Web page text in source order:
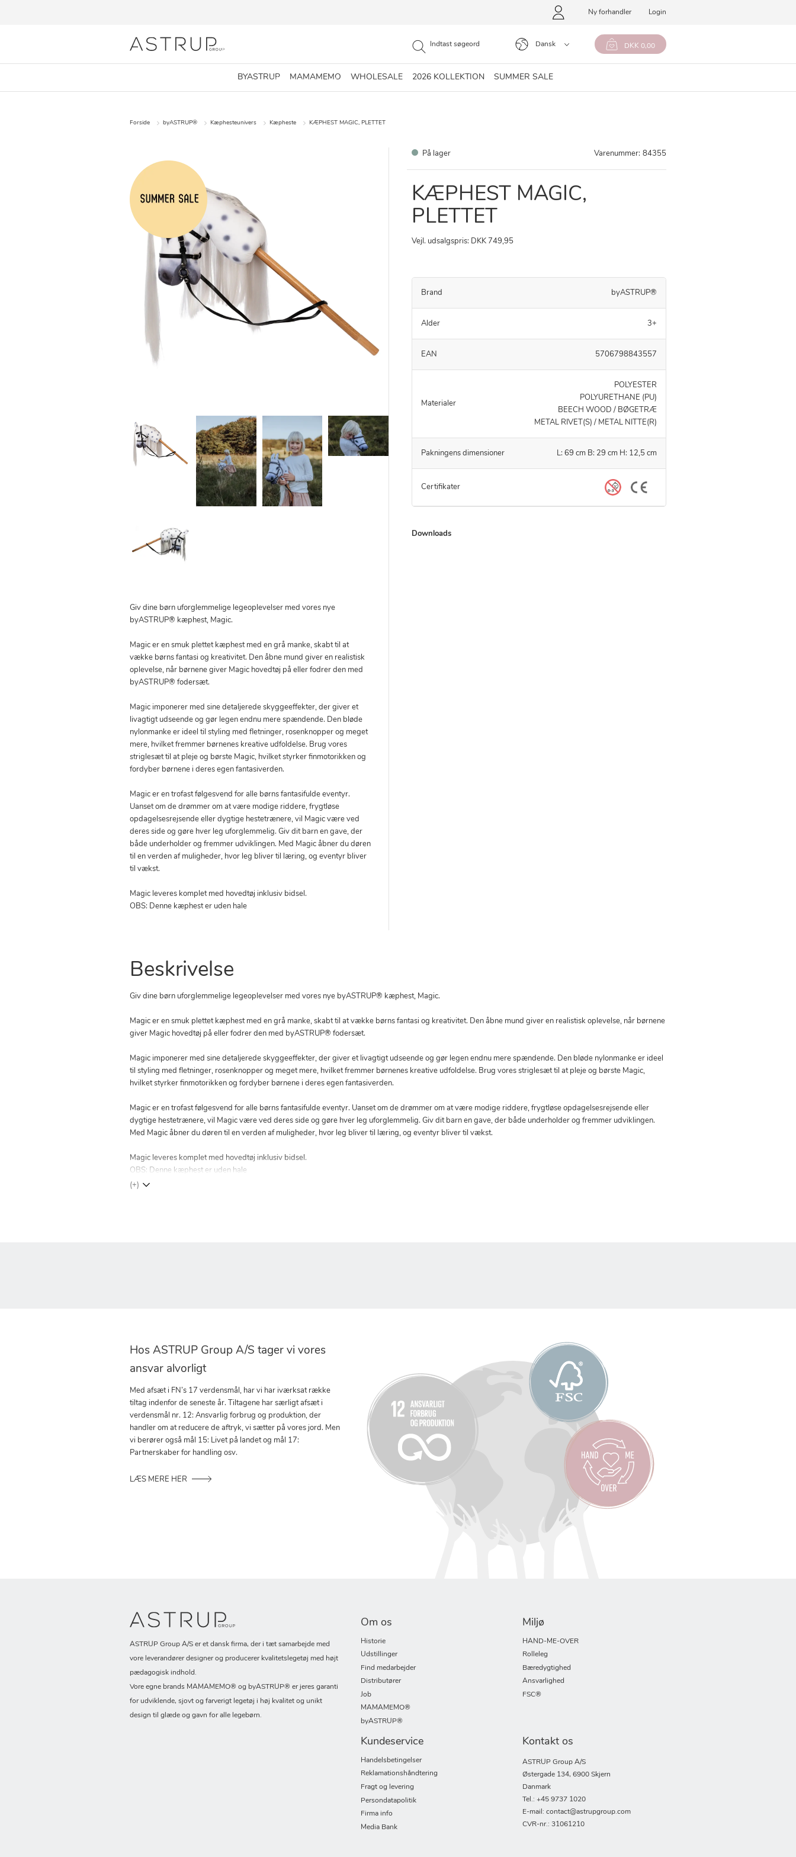
Ny forhandler Login
Dansk DKK 0,00
BYASTRUP MAMAMEMO WHOLESALE 2026 KOLLEKTION SUMMER SALE
Forside byASTRUP® Kæphesteunivers Kæpheste KÆPHEST MAGIC, PLETTET
Giv dine børn uforglemmelige legeoplevelser med vores nye
byASTRUP® kæphest, Magic.
Magic er en smuk plettet kæphest med en grå manke, skabt til at
vække børns fantasi og kreativitet. Den åbne mund giver en realistisk
oplevelse, når børnene giver Magic hovedtøj på eller fodrer den med
byASTRUP® fodersæt.
Magic imponerer med sine detaljerede skyggeeffekter, der giver et
livagtigt udseende og gør legen endnu mere spændende. Den bløde
nylonmanke er ideel til styling med fletninger, rosenknopper og meget
mere, hvilket fremmer børnenes kreative udfoldelse. Brug vores
striglesæt til at pleje og børste Magic, hvilket styrker finmotorikken og
fordyber børnene i deres egen fantasiverden.
Magic er en trofast følgesvend for alle børns fantasifulde eventyr.
Uanset om de drømmer om at være modige riddere, frygtløse
opdagelsesrejsende eller dygtige hestetrænere, vil Magic være ved
deres side og gøre hver leg uforglemmelig. Giv dit barn en gave, der
både underholder og fremmer udviklingen. Med Magic åbner du døren
til en verden af muligheder, hvor leg bliver til læring, og eventyr bliver
til vækst.
Magic leveres komplet med hovedtøj inklusiv bidsel.
OBS: Denne kæphest er uden hale
På lager Varenummer: 84355
KÆPHEST MAGIC,
PLETTET
Vejl. udsalgspris: DKK 749,95
Brand byASTRUP®
Alder 3+
EAN 5706798843557
Materialer
POLYESTER
POLYURETHANE (PU)
BEECH WOOD / BØGETRÆ
METAL RIVET(S) / METAL NITTE(R)
Pakningens dimensioner L: 69 cm B: 29 cm H: 12,5 cm
Certifikater
Downloads
Beskrivelse
Giv dine børn uforglemmelige legeoplevelser med vores nye byASTRUP® kæphest, Magic.
Magic er en smuk plettet kæphest med en grå manke, skabt til at vække børns fantasi og kreativitet. Den åbne mund giver en realistisk oplevelse, når børnene
giver Magic hovedtøj på eller fodrer den med byASTRUP® fodersæt.
Magic imponerer med sine detaljerede skyggeeffekter, der giver et livagtigt udseende og gør legen endnu mere spændende. Den bløde nylonmanke er ideel
til styling med fletninger, rosenknopper og meget mere, hvilket fremmer børnenes kreative udfoldelse. Brug vores striglesæt til at pleje og børste Magic,
hvilket styrker finmotorikken og fordyber børnene i deres egen fantasiverden.
Magic er en trofast følgesvend for alle børns fantasifulde eventyr. Uanset om de drømmer om at være modige riddere, frygtløse opdagelsesrejsende eller
dygtige hestetrænere, vil Magic være ved deres side og gøre hver leg uforglemmelig. Giv dit barn en gave, der både underholder og fremmer udviklingen.
Med Magic åbner du døren til en verden af muligheder, hvor leg bliver til læring, og eventyr bliver til vækst.
Magic leveres komplet med hovedtøj inklusiv bidsel.
OBS: Denne kæphest er uden hale
(+)
Hos ASTRUP Group A/S tager vi vores
ansvar alvorligt
Med afsæt i FN’s 17 verdensmål, har vi har iværksat række
tiltag indenfor de seneste år. Tiltagene har særligt afsæt i
verdensmål nr. 12: Ansvarlig forbrug og produktion, der
handler om at reducere de aftryk, vi sætter på vores jord. Men
vi berører også mål 15: Livet på landet og mål 17:
Partnerskaber for handling osv.
LÆS MERE HER
ASTRUP Group A/S er et dansk firma, der i tæt samarbejde med
vore leverandører designer og producerer kvalitetslegetøj med højt
pædagogisk indhold.
Vore egne brands MAMAMEMO® og byASTRUP® er jeres garanti
for udviklende, sjovt og farverigt legetøj i høj kvalitet og unikt
design til glæde og gavn for alle legebørn.
Om os
Historie
Udstillinger
Find medarbejder
Distributører
Job
MAMAMEMO®
byASTRUP®
Miljø
HAND-ME-OVER
Rolleleg
Bæredygtighed
Ansvarlighed
FSC®
Kundeservice
Handelsbetingelser
Reklamationshåndtering
Fragt og levering
Persondatapolitik
Firma info
Media Bank
Kontakt os
ASTRUP Group A/S
Østergade 134, 6900 Skjern
Danmark
Tel.: +45 9737 1020
E-mail: contact@astrupgroup.com
CVR-nr.: 31061210